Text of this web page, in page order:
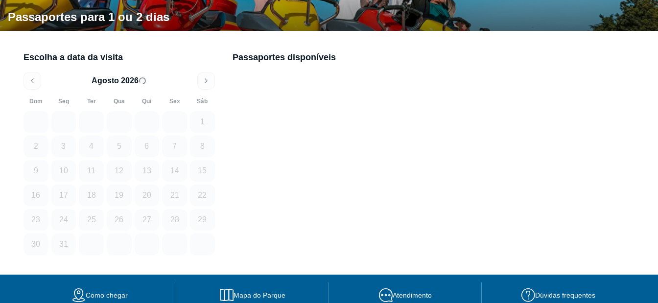
Passaportes para 1 ou 2 dias
Escolha a data da visita
Agosto 2026
Dom Seg Ter Qua Qui Sex Sáb
1
2 3 4 5 6 7 8
9 10 11 12 13 14 15
16 17 18 19 20 21 22
23 24 25 26 27 28 29
30 31
Passaportes disponíveis
Como chegar Mapa do Parque Atendimento Dúvidas frequentes